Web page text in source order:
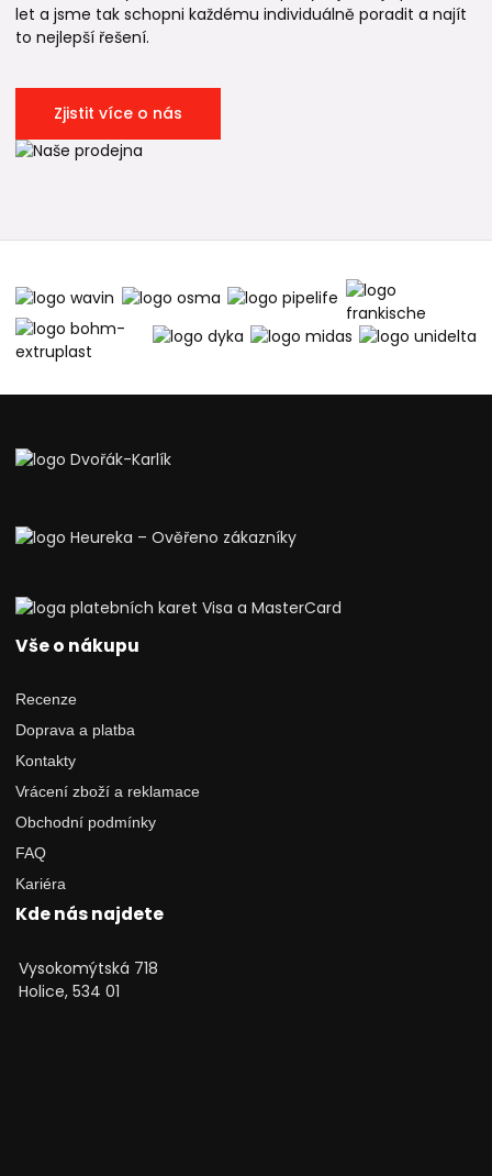
let a jsme tak schopni každému individuálně poradit a najít
to nejlepší řešení.
Zjistit více o nás
Vše o nákupu
Recenze
Doprava a platba
Kontakty
Vrácení zboží a reklamace
Obchodní podmínky
FAQ
Kariéra
Kde nás najdete
Vysokomýtská 718
Holice, 534 01